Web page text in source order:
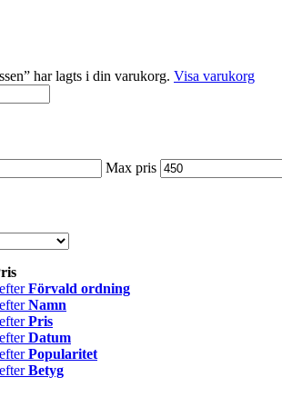
har lagts i din varukorg. Visa varukorg
Max pris
Förvald ordning
Namn
Pris
Datum
Popularitet
Betyg